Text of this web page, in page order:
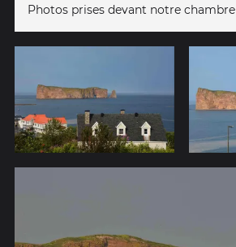
Photos prises devant notre chambre